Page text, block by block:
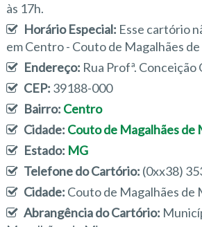
às 17h.
Horário Especial: Esse cartório
em Centro - Couto de Magalhães
Endereço: Rua Profª. Conceição
CEP: 39188-000
Bairro: Centro
Cidade: Couto de Magalhães de
Estado: MG
Telefone do Cartório: (0xx38)
Cidade: Couto de Magalhães de
Abrangência do Cartório: